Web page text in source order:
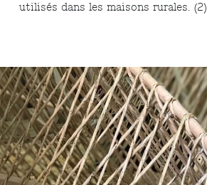
utilisés dans les maisons rurales. (2)